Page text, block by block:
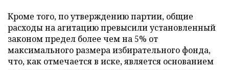
Кроме того, по утверждению партии, общие
расходы на агитацию превысили установленный
законом предел более чем на 5% от
максимального размера избирательного фонда,
что, как отмечается в иске, является основанием